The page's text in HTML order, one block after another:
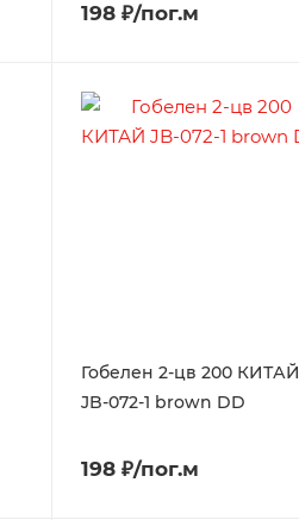
198 ₽/пог.м
Гобелен 2-цв 200 КИТАЙ
JB-072-1 brown DD
198 ₽/пог.м